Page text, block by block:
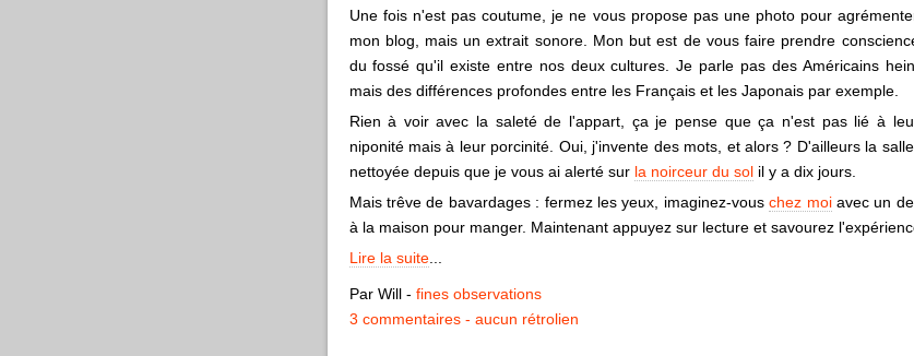
Une fois n'est pas coutume, je ne vous propose pas une photo pour
mon blog, mais un extrait sonore. Mon but est de vous faire prendre
du fossé qu'il existe entre nos deux cultures. Je parle pas des Américains hein,
mais des différences profondes entre les Français et les Japonais par exemple.
Rien à voir avec la saleté de l'appart, ça je pense que ça n'est pas lié à
niponité mais à leur porcinité. Oui, j'invente des mots, et alors ? D'ailleurs la
nettoyée depuis que je vous ai alerté sur la noirceur du solil y a dix jours.
Mais trêve de bavardages : fermez les yeux, imaginez-vouschez moiavec un
à la maison pour manger. Maintenant appuyez sur lecture et savourez
Lire la suite...
Par Will - fines observations
3 commentaires
aucun rétrolien